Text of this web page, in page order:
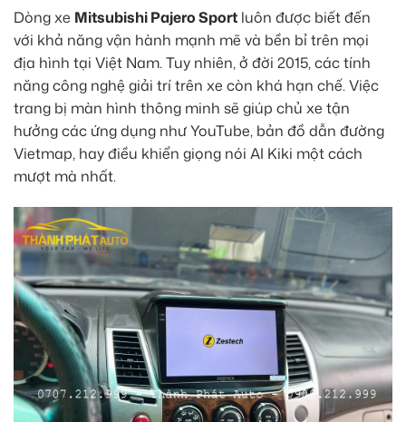
Dòng xe Mitsubishi Pajero Sport luôn được biết đến
với khả năng vận hành mạnh mẽ và bền bỉ trên mọi
địa hình tại Việt Nam. Tuy nhiên, ở đời 2015, các tính
năng công nghệ giải trí trên xe còn khá hạn chế. Việc
trang bị màn hình thông minh sẽ giúp chủ xe tận
hưởng các ứng dụng như YouTube, bản đồ dẫn đường
Vietmap, hay điều khiển giọng nói AI Kiki một cách
mượt mà nhất.